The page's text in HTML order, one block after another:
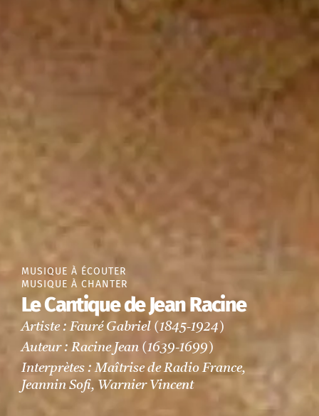
MUSIQUE À ÉCOUTER
MUSIQUE À CHANTER
Le Cantique de Jean Racine
Artiste : Fauré Gabriel (1845-1924)
Auteur : Racine Jean (1639-1699)
Interprètes : Maîtrise de Radio France,
Jeannin Sofi, Warnier Vincent